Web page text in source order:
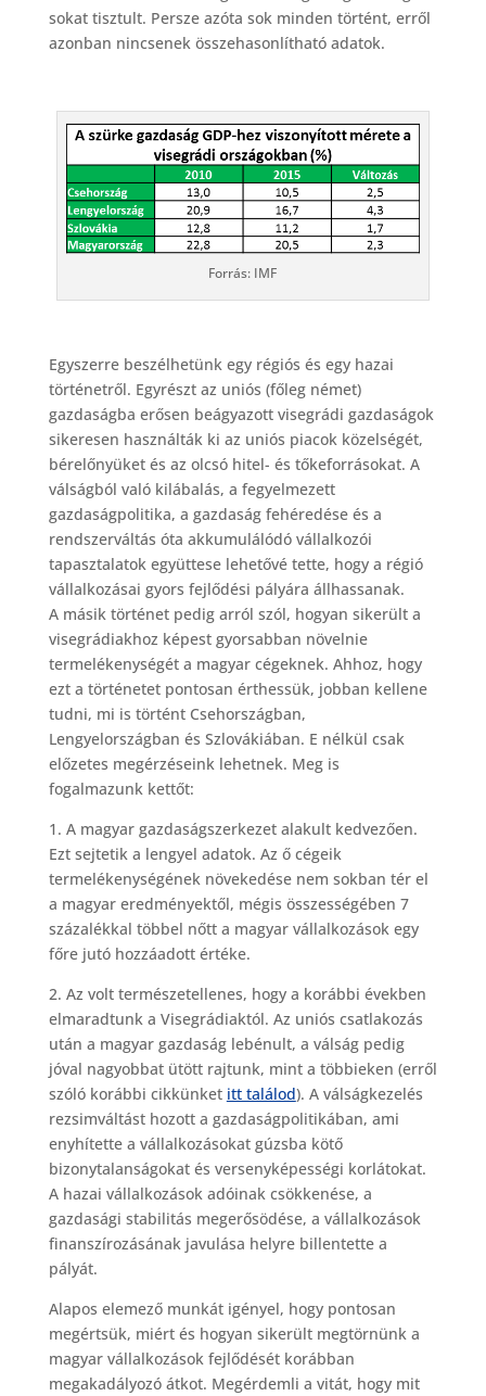
sokat tisztult. Persze azóta sok minden történt, erről
azonban nincsenek összehasonlítható adatok.
Forrás: IMF
Egyszerre beszélhetünk egy régiós és egy hazai
történetről. Egyrészt az uniós (főleg német)
gazdaságba erősen beágyazott visegrádi gazdaságok
sikeresen használták ki az uniós piacok közelségét,
bérelőnyüket és az olcsó hitel- és tőkeforrásokat. A
válságból való kilábalás, a fegyelmezett
gazdaságpolitika, a gazdaság fehéredése és a
rendszerváltás óta akkumulálódó vállalkozói
tapasztalatok együttese lehetővé tette, hogy a régió
vállalkozásai gyors fejlődési pályára állhassanak.
A másik történet pedig arról szól, hogyan sikerült a
visegrádiakhoz képest gyorsabban növelnie
termelékenységét a magyar cégeknek. Ahhoz, hogy
ezt a történetet pontosan érthessük, jobban kellene
tudni, mi is történt Csehországban,
Lengyelországban és Szlovákiában. E nélkül csak
előzetes megérzéseink lehetnek. Meg is
fogalmazunk kettőt:
1. A magyar gazdaságszerkezet alakult kedvezően.
Ezt sejtetik a lengyel adatok. Az ő cégeik
termelékenységének növekedése nem sokban tér el
a magyar eredményektől, mégis összességében 7
százalékkal többel nőtt a magyar vállalkozások egy
főre jutó hozzáadott értéke.
2. Az volt természetellenes, hogy a korábbi években
elmaradtunk a Visegrádiaktól. Az uniós csatlakozás
után a magyar gazdaság lebénult, a válság pedig
jóval nagyobbat ütött rajtunk, mint a többieken (erről
szóló korábbi cikkünket itt találod). A válságkezelés
rezsimváltást hozott a gazdaságpolitikában, ami
enyhítette a vállalkozásokat gúzsba kötő
bizonytalanságokat és versenyképességi korlátokat.
A hazai vállalkozások adóinak csökkenése, a
gazdasági stabilitás megerősödése, a vállalkozások
finanszírozásának javulása helyre billentette a
pályát.
Alapos elemező munkát igényel, hogy pontosan
megértsük, miért és hogyan sikerült megtörnünk a
magyar vállalkozások fejlődését korábban
megakadályozó átkot. Megérdemli a vitát, hogy mit